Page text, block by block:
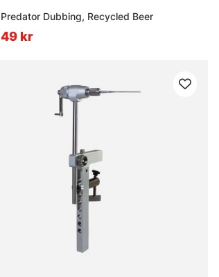
Predator Dubbing, Recycled Beer
49 kr